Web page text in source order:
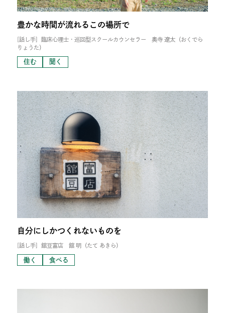
豊かな時間が流れるこの場所で
[話し手]
臨床心理士・巡回型スクールカウンセラー 奥寺 遼太（おくでら
りょうた）
住む 聞く
自分にしかつくれないものを
[話し手] 舘豆富店 舘 明（たて あきら）
働く 食べる